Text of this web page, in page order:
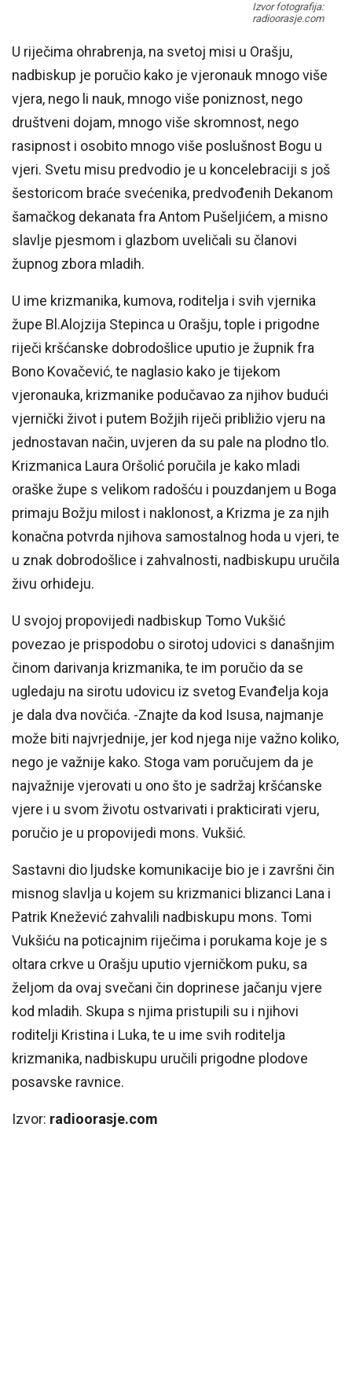
Izvor fotografija:
radioorasje.com
U riječima ohrabrenja, na svetoj misi u Orašju,
nadbiskup je poručio kako je vjeronauk mnogo više
vjera, nego li nauk, mnogo više poniznost, nego
društveni dojam, mnogo više skromnost, nego
rasipnost i osobito mnogo više poslušnost Bogu u
vjeri. Svetu misu predvodio je u koncelebraciji s još
šestoricom braće svećenika, predvođenih Dekanom
šamačkog dekanata fra Antom Pušeljićem, a misno
slavlje pjesmom i glazbom uveličali su članovi
župnog zbora mladih.
U ime krizmanika, kumova, roditelja i svih vjernika
župe Bl.Alojzija Stepinca u Orašju, tople i prigodne
riječi kršćanske dobrodošlice uputio je župnik fra
Bono Kovačević, te naglasio kako je tijekom
vjeronauka, krizmanike podučavao za njihov budući
vjernički život i putem Božjih riječi približio vjeru na
jednostavan način, uvjeren da su pale na plodno tlo.
Krizmanica Laura Oršolić poručila je kako mladi
oraške župe s velikom radošću i pouzdanjem u Boga
primaju Božju milost i naklonost, a Krizma je za njih
konačna potvrda njihova samostalnog hoda u vjeri, te
u znak dobrodošlice i zahvalnosti, nadbiskupu uručila
živu orhideju.
U svojoj propovijedi nadbiskup Tomo Vukšić
povezao je prispodobu o sirotoj udovici s današnjim
činom darivanja krizmanika, te im poručio da se
ugledaju na sirotu udovicu iz svetog Evanđelja koja
je dala dva novčića. -Znajte da kod Isusa, najmanje
može biti najvrjednije, jer kod njega nije važno koliko,
nego je važnije kako. Stoga vam poručujem da je
najvažnije vjerovati u ono što je sadržaj kršćanske
vjere i u svom životu ostvarivati i prakticirati vjeru,
poručio je u propovijedi mons. Vukšić.
Sastavni dio ljudske komunikacije bio je i završni čin
misnog slavlja u kojem su krizmanici blizanci Lana i
Patrik Knežević zahvalili nadbiskupu mons. Tomi
Vukšiću na poticajnim riječima i porukama koje je s
oltara crkve u Orašju uputio vjerničkom puku, sa
željom da ovaj svečani čin doprinese jačanju vjere
kod mladih. Skupa s njima pristupili su i njihovi
roditelji Kristina i Luka, te u ime svih roditelja
krizmanika, nadbiskupu uručili prigodne plodove
posavske ravnice.
Izvor: radioorasje.com